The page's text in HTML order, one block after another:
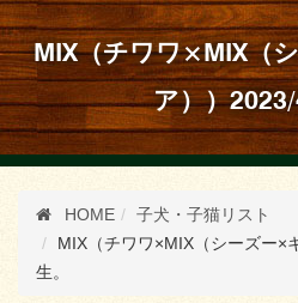
MIX（チワワ×MIX（
ア））
HOME
子犬・子猫リスト
MIX（チワワ×MIX（シーズー×
生。